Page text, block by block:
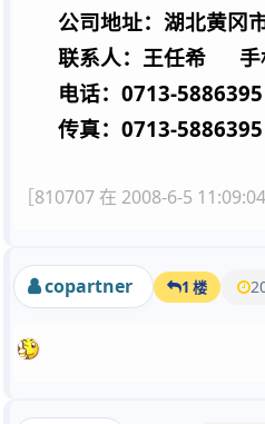
公司地址：湖北黄冈
联系人：王任希
手
电话： 0713-5886395
传真： 0713-5886395
［810707 在 2008-6-5
copartner 1 楼